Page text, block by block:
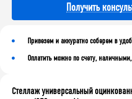
Получить
Привезем и аккуратно соберем в
Оплатить можно по счету,
Стеллаж универсальный